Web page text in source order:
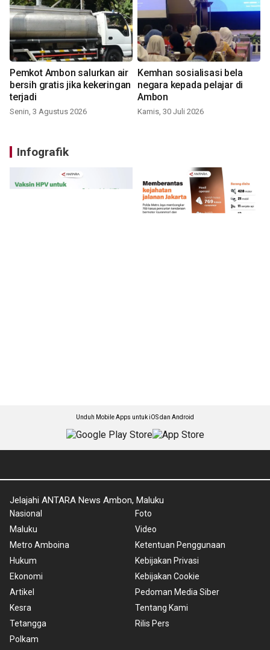
Pemkot Ambon salurkan air
bersih gratis jika kekeringan
terjadi
Senin, 3 Agustus 2026
Kemhan sosialisasi bela
negara kepada pelajar di
Ambon
Kamis, 30 Juli 2026
Infografik
Unduh Mobile Apps untuk iOS dan Android
Jelajahi ANTARA News Ambon, Maluku
Nasional
Maluku
Metro Amboina
Hukum
Ekonomi
Artikel
Kesra
Tetangga
Polkam
Foto
Video
Ketentuan Penggunaan
Kebijakan Privasi
Kebijakan Cookie
Pedoman Media Siber
Tentang Kami
Rilis Pers